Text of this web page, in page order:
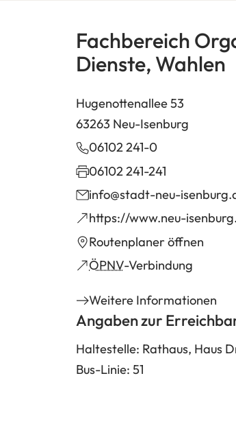
Fachbereich
Dienste, Wahlen
Hugenottenallee 53
63263 Neu-Isenburg
06102 241-0
06102 241-241
info
stadt-neu-isenburg
https://www.neu-
(Öffnet
in
einem
Tab)
Routenplaner öffnen
(Öffnet
in
neuen
Tab)
ÖPNV-Verbindung
(Öffnet
einem
neuen
Tab)
Weitere Informationen
Angaben zur
Haltestelle: Rathaus, Haus
Bus-Linie: 51